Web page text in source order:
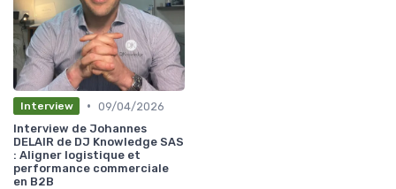
Interview • 09/04/2026
Interview de Johannes
DELAIR de DJ Knowledge SAS
: Aligner logistique et
performance commerciale
en B2B